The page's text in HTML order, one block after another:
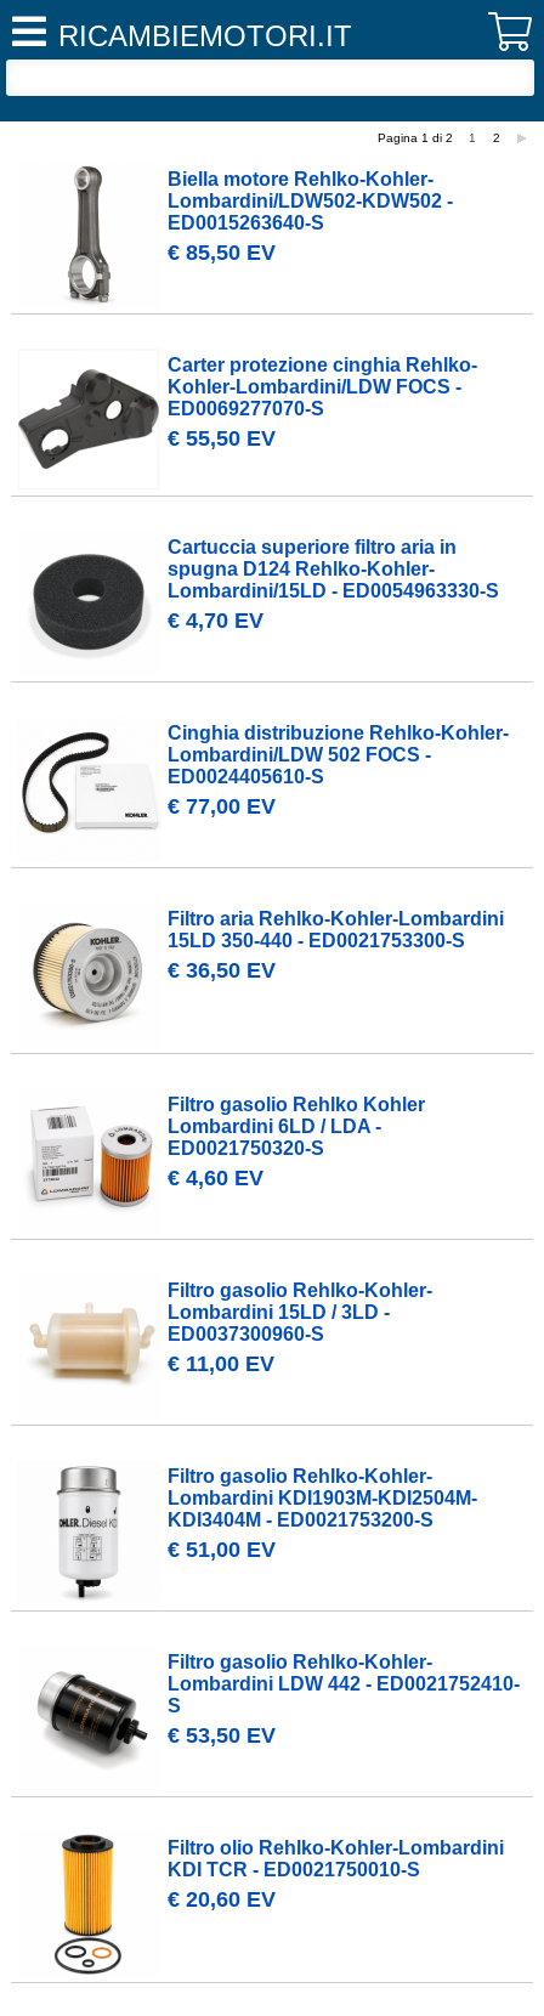
RICAMBIEMOTORI.IT
Pagina 1 di 2 1 2
Biella motore Rehlko-Kohler-
Lombardini/LDW502-KDW502 -
ED0015263640-S
€ 85,50 EV
Carter protezione cinghia Rehlko-
Kohler-Lombardini/LDW FOCS -
ED0069277070-S
€ 55,50 EV
Cartuccia superiore filtro aria in
spugna D124 Rehlko-Kohler-
Lombardini/15LD - ED0054963330-S
€ 4,70 EV
Cinghia distribuzione Rehlko-Kohler-
Lombardini/LDW 502 FOCS -
ED0024405610-S
€ 77,00 EV
Filtro aria Rehlko-Kohler-Lombardini
15LD 350-440 - ED0021753300-S
€ 36,50 EV
Filtro gasolio Rehlko Kohler
Lombardini 6LD / LDA -
ED0021750320-S
€ 4,60 EV
Filtro gasolio Rehlko-Kohler-
Lombardini 15LD / 3LD -
ED0037300960-S
€ 11,00 EV
Filtro gasolio Rehlko-Kohler-
Lombardini KDI1903M-KDI2504M-
KDI3404M - ED0021753200-S
€ 51,00 EV
Filtro gasolio Rehlko-Kohler-
Lombardini LDW 442 - ED0021752410-
S
€ 53,50 EV
Filtro olio Rehlko-Kohler-Lombardini
KDI TCR - ED0021750010-S
€ 20,60 EV